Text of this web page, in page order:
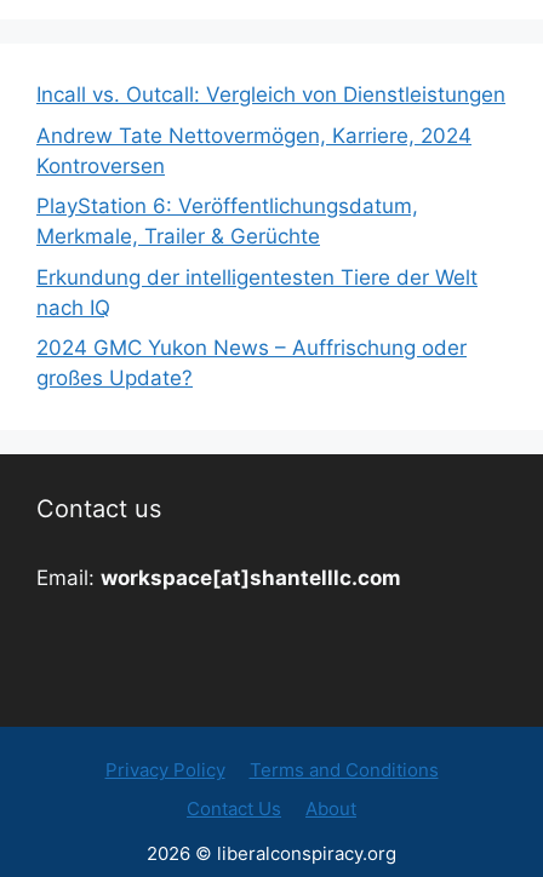
Incall vs. Outcall: Vergleich von Dienstleistungen
Andrew Tate Nettovermögen, Karriere, 2024
Kontroversen
PlayStation 6: Veröffentlichungsdatum,
Merkmale, Trailer & Gerüchte
Erkundung der intelligentesten Tiere der Welt
nach IQ
2024 GMC Yukon News – Auffrischung oder
großes Update?
Contact us
Email: workspace[at]shantelllc.com
Privacy Policy
Terms and Conditions
Contact Us
About
2026 © liberalconspiracy.org